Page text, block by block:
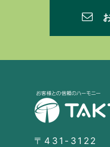
〒431-3122